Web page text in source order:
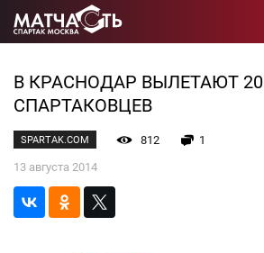
В КРАСНОДАР ВЫЛЕТАЮТ 20
СПАРТАКОВЦЕВ
SPARTAK.COM 812
1
13 августа 2014